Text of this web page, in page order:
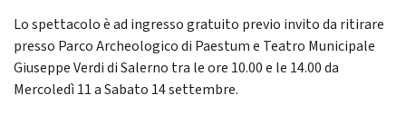
Lo spettacolo è ad ingresso gratuito previo invito da ritirare
presso Parco Archeologico di Paestum e Teatro Municipale
Giuseppe Verdi di Salerno tra le ore 10.00 e le 14.00 da
Mercoledì 11 a Sabato 14 settembre.